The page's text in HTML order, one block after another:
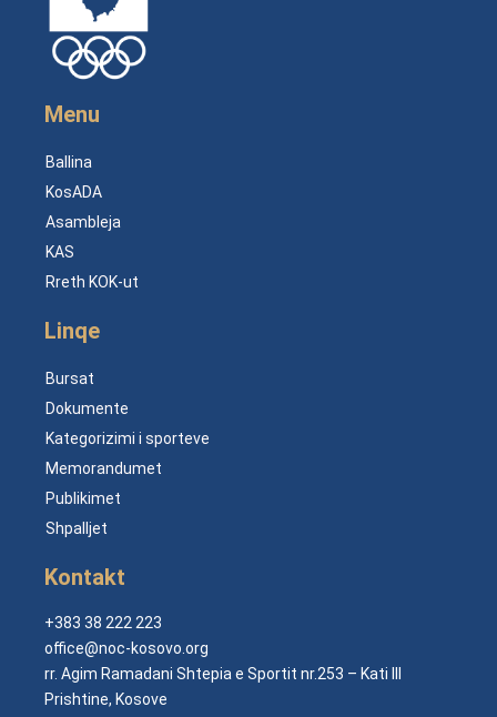
Menu
Ballina
KosADA
Asambleja
KAS
Rreth KOK-ut
Linqe
Bursat
Dokumente
Kategorizimi i sporteve
Memorandumet
Publikimet
Shpalljet
Kontakt
+383 38 222 223
office@noc-kosovo.org
rr. Agim Ramadani Shtepia e Sportit nr.253 – Kati III
Prishtine, Kosove